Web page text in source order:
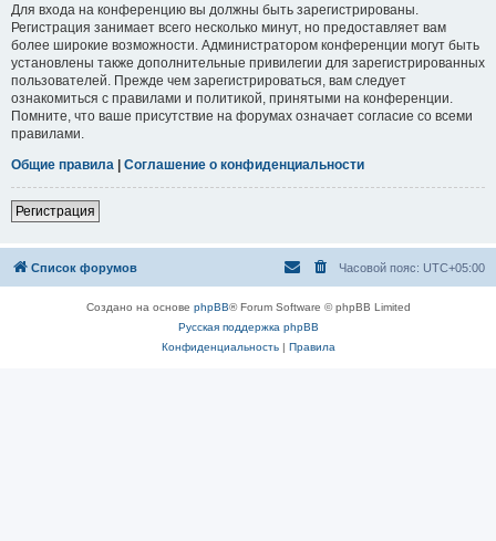
Для входа на конференцию вы должны быть зарегистрированы.
Регистрация занимает всего несколько минут, но предоставляет вам
более широкие возможности. Администратором конференции могут быть
установлены также дополнительные привилегии для зарегистрированных
пользователей. Прежде чем зарегистрироваться, вам следует
ознакомиться с правилами и политикой, принятыми на конференции.
Помните, что ваше присутствие на форумах означает согласие со всеми
правилами.
Общие правила | Соглашение о конфиденциальности
Регистрация
Список форумов Часовой пояс: UTC+05:00
Создано на основе phpBB® Forum Software © phpBB Limited
Русская поддержка phpBB
Конфиденциальность| Правила